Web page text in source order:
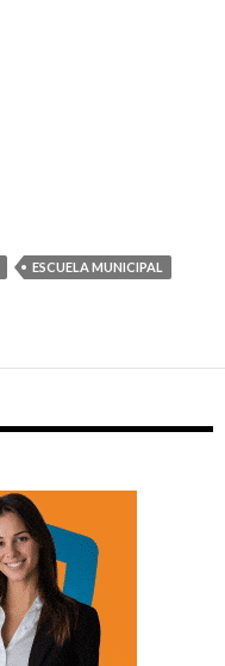
ESCUELA MUNICIPAL